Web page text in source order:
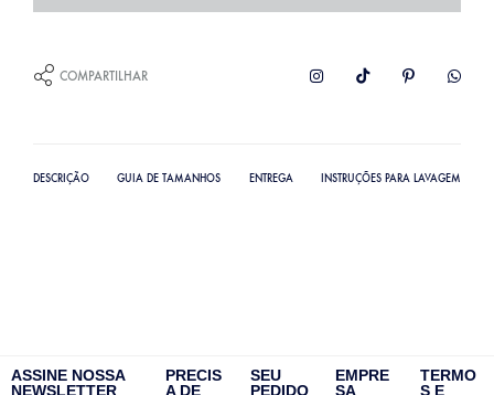
COMPARTILHAR
DESCRIÇÃO GUIA DE TAMANHOS ENTREGA INSTRUÇÕES PARA LAVAGEM
ASSINE NOSSA
NEWSLETTER
PRECIS
A DE
SEU
PEDIDO
EMPRE
SA
TERMO
S E